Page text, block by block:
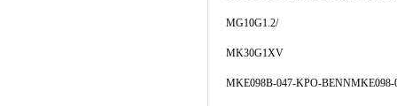
MG10G1.2/
MK30G1XV
MKE098B-047-KPO-BENNMKE098-